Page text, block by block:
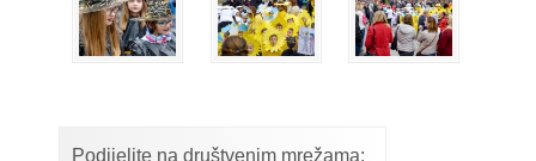
Podijelite na društvenim mrežama: